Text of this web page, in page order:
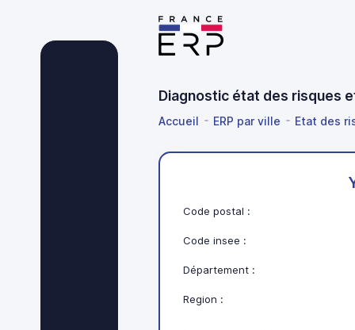
Diagnostic état des risques
Accueil ERP par ville Etat des
Code postal :
Code insee :
Département :
Region :